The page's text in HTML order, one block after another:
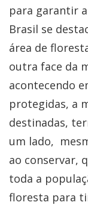
para garantir
Brasil se
área de
outra face da
acontecendo
protegidas, a
destinadas,
um lado,
ao conservar,
toda a
floresta para